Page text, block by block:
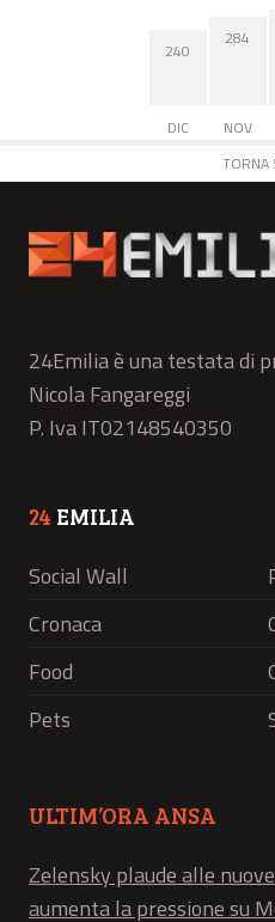
240
DIC
284
NOV
TORNA
24Emilia è una testata di
Nicola Fangareggi
P. Iva IT02148540350
24 EMILIA
Social Wall
Cronaca
Food
Pets
ULTIM’ORA ANSA
Zelensky plaude alle
aumenta la pressione su